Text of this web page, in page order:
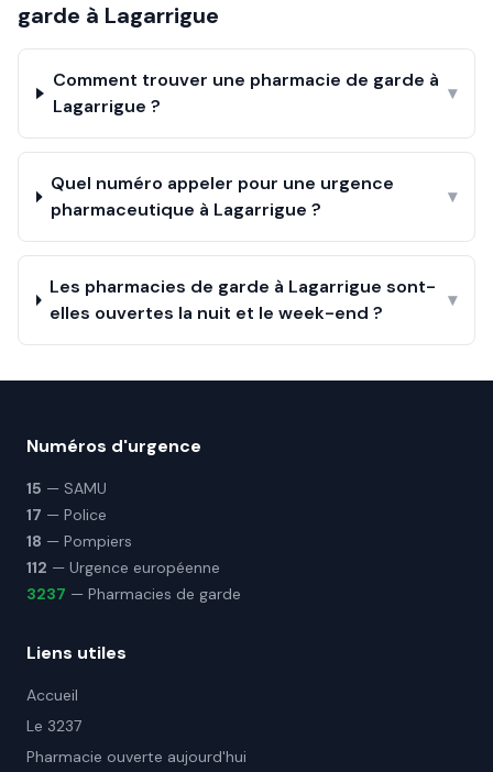
garde à Lagarrigue
Comment trouver une pharmacie de garde à
Lagarrigue ?
▾
Quel numéro appeler pour une urgence
pharmaceutique à Lagarrigue ?
▾
Les pharmacies de garde à Lagarrigue sont-
elles ouvertes la nuit et le week-end ?
▾
Numéros d'urgence
15 — SAMU
17 — Police
18 — Pompiers
112 — Urgence européenne
3237 — Pharmacies de garde
Liens utiles
Accueil
Le 3237
Pharmacie ouverte aujourd'hui